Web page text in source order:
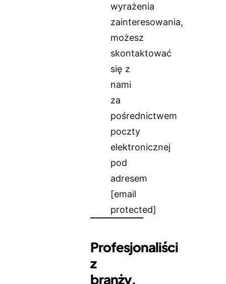
wyrażenia
zainteresowania,
możesz
skontaktować
się z
nami
za
pośrednictwem
poczty
elektronicznej
pod
adresem
[email
protected]
Profesjonaliści
z
branży,